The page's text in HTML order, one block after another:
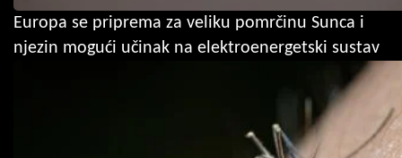
Europa se priprema za veliku pomrčinu Sunca i
njezin mogući učinak na elektroenergetski sustav